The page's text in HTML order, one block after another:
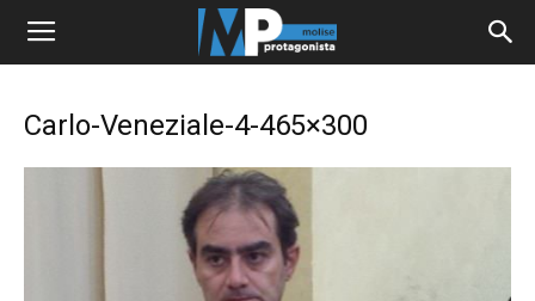
Carlo-Veneziale-4-465×300